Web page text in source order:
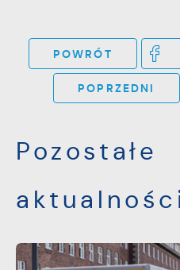
POWRÓT
POPRZEDNI
Pozostałe